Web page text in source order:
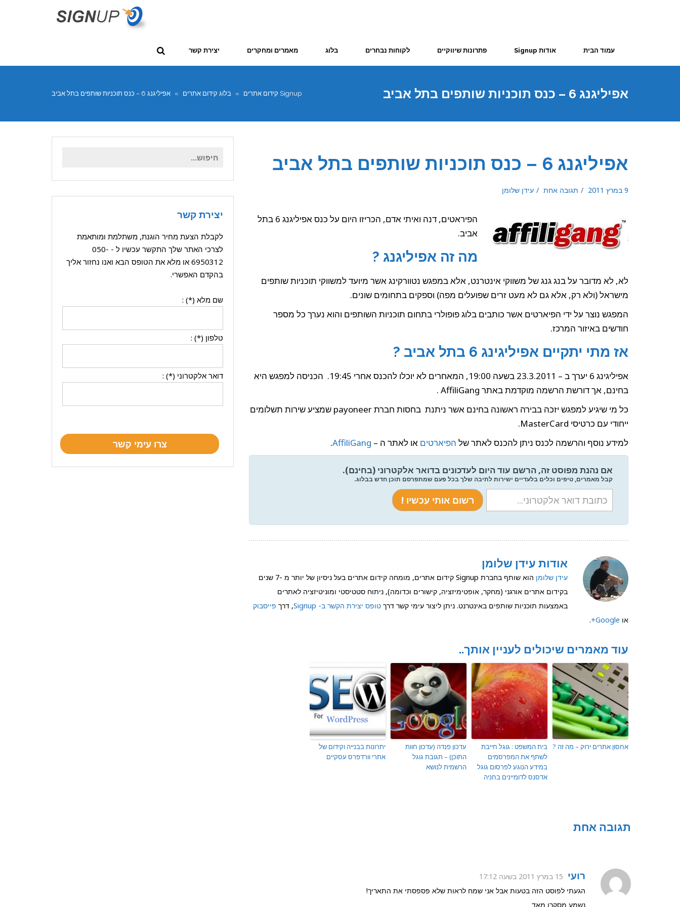
עמוד הבית אודות Signup פתרונות שיווקיים לקוחות נבחרים בלוג מאמרים ומחקרים יצירת קשר
אפיליגנג 6 – כנס תוכניות שותפים בתל אביב Signup קידום אתרים » בלוג קידום אתרים » אפיליגנג 6 – כנס תוכניות שותפים בתל אביב
אפיליגנג 6 – כנס תוכניות שותפים בתל אביב
9 במרץ 2011 תגובה אחת עידן שלומן
הפיראטים, דנה ואיתי אדם, הכריזו היום על כנס אפיליגנג 6 בתל
אביב.
מה זה אפיליגנג ?
לא, לא מדובר על בנג גנג של משווקי אינטרנט, אלא במפגש נטוורקינג אשר מיועד למשווקי תוכניות שותפים
מישראל (ולא רק, אלא גם לא מעט זרים שפועלים מפה) וספקים בתחומים שונים.
המפגש נוצר על ידי הפיארטים אשר כותבים בלוג פופולרי בתחום תוכניות השותפים והוא נערך כל מספר
חודשים באיזור המרכז.
אז מתי יתקיים אפיליגינג 6 בתל אביב ?
אפיליגינג 6 יערך ב – 23.3.2011 בשעה 19:00, המאחרים לא יוכלו להכנס אחרי 19:45. הכניסה למפגש היא
בחינם, אך דורשת הרשמה מוקדמת באתר AffiliGang .
כל מי שיגיע למפגש יזכה בבירה ראשונה בחינם אשר ניתנת בחסות חברת payoneer שמציע שירות תשלומים
ייחודי עם כרטיסי MasterCard.
למידע נוסף והרשמה לכנס ניתן להכנס לאתר של הפיארטים או לאתר ה – AffiliGang
.
אם נהנת מפוסט זה, הרשם עוד היום לעדכונים בדואר אלקטרוני (בחינם).
קבל מאמרים, טיפים וכלים בלעדיים ישירות לתיבה שלך בכל פעם שמתפרסם תוכן חדש בבלוג.
אודות עידן שלומן
עידן שלומן
הוא שותף בחברת Signup קידום אתרים, מומחה קידום אתרים בעל ניסיון של יותר מ -7 שנים
בקידום אתרים אורגני (מחקר, אופטימיזציה, קישורים וכדומה), ניתוח סטטיסטי ומוניטיזציה לאתרים
באמצעות תוכניות שותפים באינטרנט. ניתן ליצור עימי קשר דרך טופס יצירת הקשר ב- Signup , דרך פייסבוק
או Google+
.
עוד מאמרים שיכולים לעניין אותך..
אחסון אתרים ירוק – מה זה ? בית המשפט : גוגל חייבת
לשתף את המפרסמים
במידע הנוגע לפרסום גוגל
אדסנס לדומיינים בחניה
עדכון פנדה (עדכון חוות
התוכן) – תגובת גוגל
הרשמית לנושא
יתרונות בבנייה וקידום של
אתרי וורדפרס עסקיים
יצירת קשר
לקבלת הצעת מחיר הוגנת, משתלמת ומותאמת
לצרכי האתר שלך התקשר עכשיו ל - 050-
6950312 או מלא את הטופס הבא ואנו נחזור אליך
בהקדם האפשרי.
שם מלא (*) :
טלפון (*) :
דואר אלקטרוני (*) :
תגובה אחת
רועי 15 במרץ 2011 בשעה 17:12
הגעתי לפוסט הזה בטעות אבל אני שמח לראות שלא פספסתי את התאריך!
נשמע מסקרן מאד